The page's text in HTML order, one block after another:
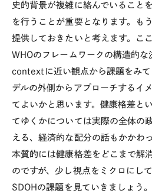
史的背景が複雑に絡んでいること
を行うことが重要となります。もう
提供しておきたいと考えます。こ
WHOのフレームワークの構造的な
context に近い観点から課題をみ
デルの外側からアプローチするイ
てよいかと思います。健康格差と
てゆくかについては実際の全体の
える、経済的な配分の話もかかわ
本質的には健康格差をどこまで解
のですが、少し視点をミクロにし
SDOH の課題を見ていきましょう